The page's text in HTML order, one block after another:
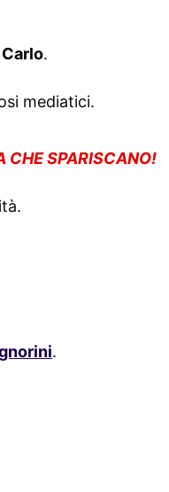
.
mediatici.
CHE SPARISCANO!
.